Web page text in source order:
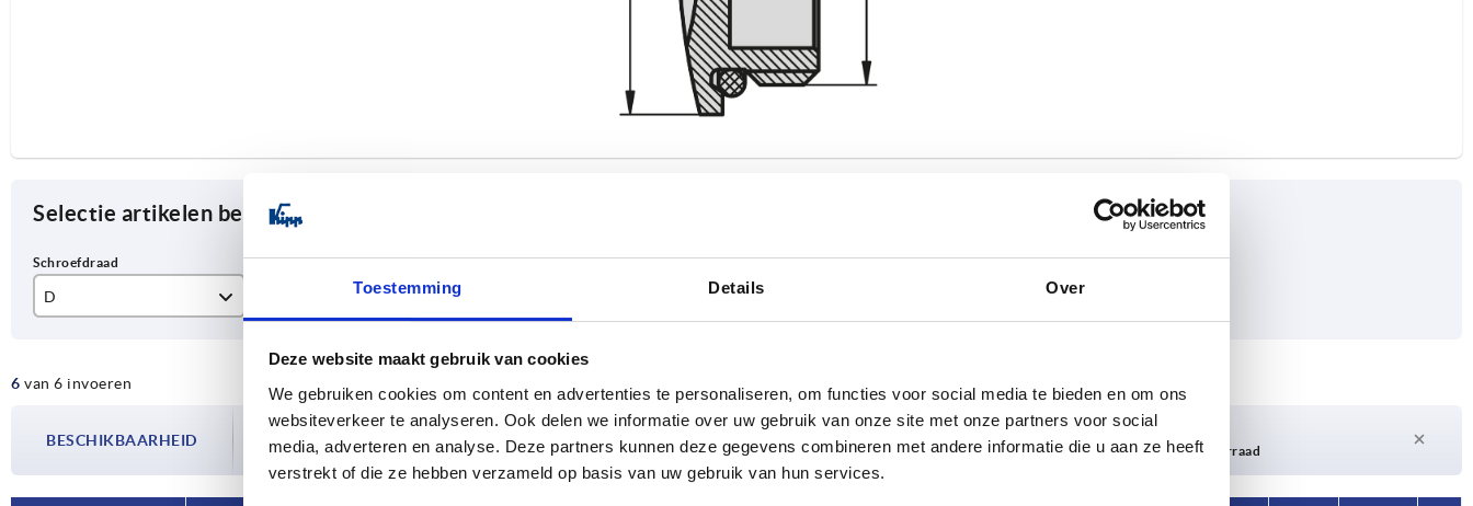
Toestemming Details Over
Deze website maakt gebruik van cookies
We gebruiken cookies om content en advertenties te personaliseren, om functies voor social media te bieden en om ons
websiteverkeer te analyseren. Ook delen we informatie over uw gebruik van onze site met onze partners voor social
media, adverteren en analyse. Deze partners kunnen deze gegevens combineren met andere informatie die u aan ze heeft
verstrekt of die ze hebben verzameld op basis van uw gebruik van hun services.
Selectie artikelen begrenzen
D
M16x1,5
M25x1,5
20
24
28
9,5
11
6,5
7
6 van 6 invoeren
BESCHIKBAARHEID
De beschikbaarheid wordt meerdere keren per dag met regelmatige tussenpozen
bijgewerkt. In de laatste stap voordat je je bestelling afrondt, word je geïnformeerd
1-3 dagen
Levertijd op aanvraag
4-20 dagen
Momenteel niet op voorraad